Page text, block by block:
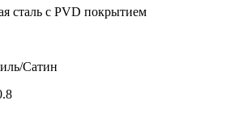
сталь с PVD покрытием
Сатин